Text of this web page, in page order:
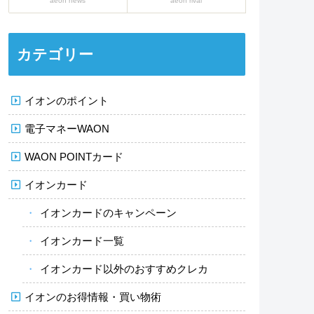
カテゴリー
イオンのポイント
電子マネーWAON
WAON POINTカード
イオンカード
イオンカードのキャンペーン
イオンカード一覧
イオンカード以外のおすすめクレカ
イオンのお得情報・買い物術